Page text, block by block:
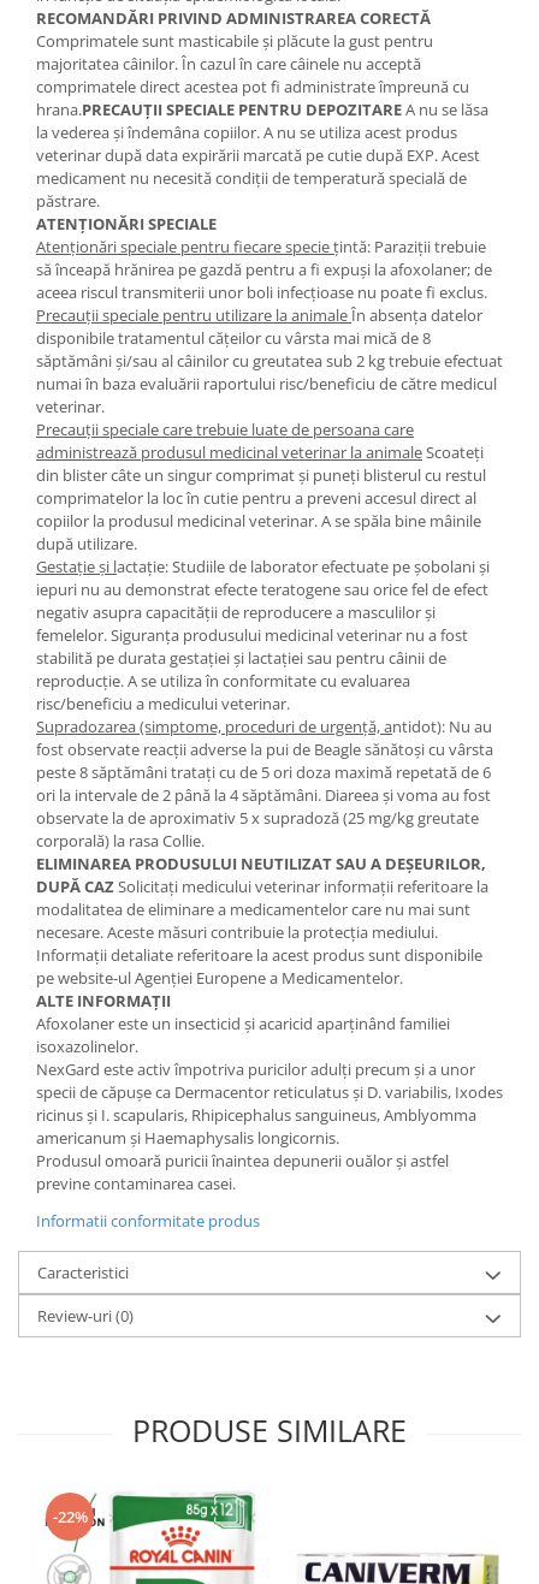
RECOMANDĂRI PRIVIND ADMINISTRAREA CORECTĂ
Comprimatele sunt masticabile şi plăcute la gust pentru
majoritatea câinilor. În cazul în care câinele nu acceptă
comprimatele direct acestea pot fi administrate împreună cu
hrana.PRECAUŢII SPECIALE PENTRU DEPOZITAREA nu se lăsa
la vederea şi îndemâna copiilor. A nu se utiliza acest produs
veterinar după data expirării marcată pe cutie după EXP. Acest
medicament nu necesită condiţii de temperatură specială de
păstrare.
ATENŢIONĂRI SPECIALE
Atenţionări speciale pentru fiecare specie ţintă: Paraziţii trebuie
să înceapă hrănirea pe gazdă pentru a fi expuşi la afoxolaner; de
aceea riscul transmiterii unor boli infecţioase nu poate fi exclus.
Precauţii speciale pentru utilizare la animaleÎn absenţa datelor
disponibile tratamentul căţeilor cu vârsta mai mică de 8
săptămâni şi/sau al câinilor cu greutatea sub 2 kg trebuie efectuat
numai în baza evaluării raportului risc/beneficiu de către medicul
veterinar.
Precauţii speciale care trebuie luate de persoana care
administrează produsul medicinal veterinar la animaleScoateţi
din blister câte un singur comprimat şi puneţi blisterul cu restul
comprimatelor la loc în cutie pentru a preveni accesul direct al
copiilor la produsul medicinal veterinar. A se spăla bine mâinile
după utilizare.
Gestaţie şi lactaţie: Studiile de laborator efectuate pe şobolani şi
iepuri nu au demonstrat efecte teratogene sau orice fel de efect
negativ asupra capacităţii de reproducere a masculilor şi
femelelor. Siguranţa produsului medicinal veterinar nu a fost
stabilită pe durata gestaţiei şi lactaţiei sau pentru câinii de
reproducţie. A se utiliza în conformitate cu evaluarea
risc/beneficiu a medicului veterinar.
Supradozarea (simptome, proceduri de urgenţă, antidot): Nu au
fost observate reacţii adverse la pui de Beagle sănătoşi cu vârsta
peste 8 săptămâni trataţi cu de 5 ori doza maximă repetată de 6
ori la intervale de 2 până la 4 săptămâni. Diareea şi voma au fost
observate la de aproximativ 5 x supradoză (25 mg/kg greutate
corporală) la rasa Collie.
ELIMINAREA PRODUSULUI NEUTILIZAT SAU A DEŞEURILOR,
DUPĂ CAZSolicitaţi medicului veterinar informaţii referitoare la
modalitatea de eliminare a medicamentelor care nu mai sunt
necesare. Aceste măsuri contribuie la protecţia mediului.
Informaţii detaliate referitoare la acest produs sunt disponibile
pe website-ul Agenţiei Europene a Medicamentelor.
ALTE INFORMAŢII
Afoxolaner este un insecticid şi acaricid aparţinând familiei
isoxazolinelor.
NexGard este activ împotriva puricilor adulţi precum şi a unor
specii de căpuşe ca Dermacentor reticulatus şi D. variabilis, Ixodes
ricinus şi I. scapularis, Rhipicephalus sanguineus, Amblyomma
americanum şi Haemaphysalis longicornis.
Produsul omoară puricii înaintea depunerii ouălor şi astfel
previne contaminarea casei.
Informatii conformitate produs
Caracteristici
Review-uri(0)
PRODUSE SIMILARE
-22%